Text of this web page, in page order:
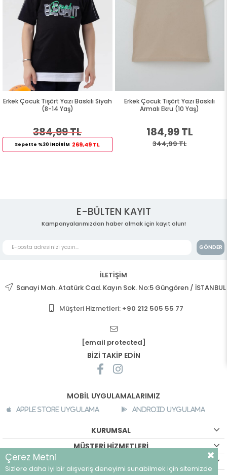
Erkek Çocuk Tişört Yazı Baskılı Siyah
(8-14 Yaş)
384,99 TL
Sepette %30 İNDİRİM 269,49 TL
Erkek Çocuk Tişört Yazı Baskılı
Armalı Ekru (10 Yaş)
184,99 TL
344,99 TL
E-BÜLTEN KAYIT
Kampanyalarımızdan haber almak için kayıt olun!
GÖNDER
İLETİŞİM
Sanayi Mah. Atatürk Cad. Kayın Sok. No:5 Güngören / İSTANBUL
Müşteri Hizmetleri: +90 212 505 55 77
[email protected]
BİZİ TAKİP EDİN
MOBİL UYGULAMALARIMIZ
Apple Store Uygulama Android Uygulama
KURUMSAL
MÜŞTERİ HİZMETLERİ
Çerez Metni
Sizlere daha iyi bir alışveriş deneyimi sunabilmek için sitemizde